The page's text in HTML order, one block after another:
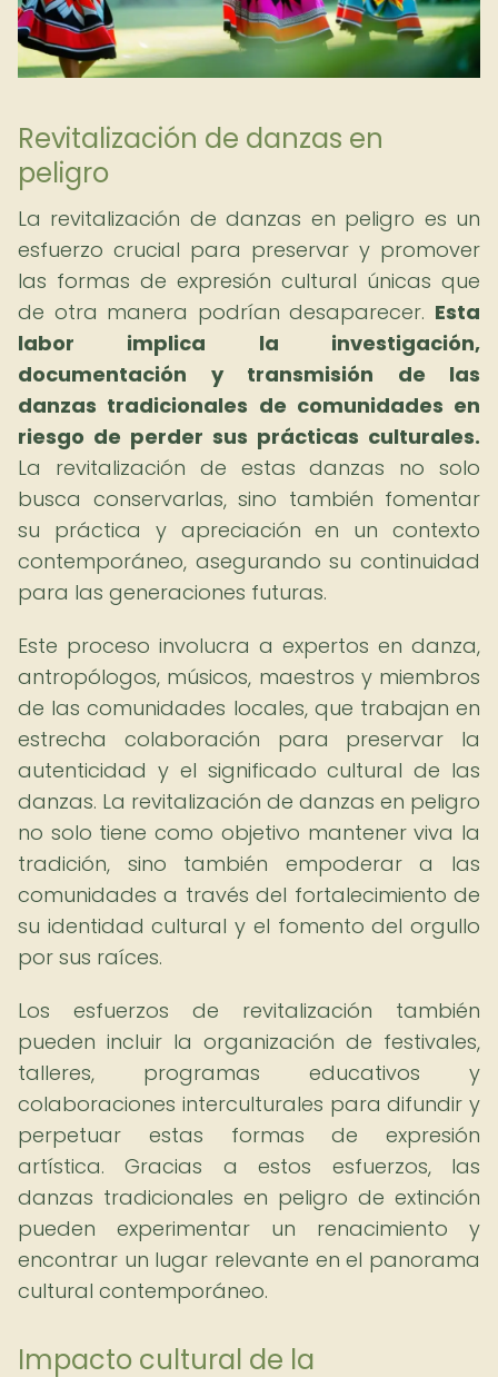
Revitalización de danzas en
peligro
La revitalización de danzas en peligro es un
esfuerzo crucial para preservar y promover
las formas de expresión cultural únicas que
de otra manera podrían desaparecer. Esta
labor implica la investigación,
documentación y transmisión de las
danzas tradicionales de comunidades en
riesgo de perder sus prácticas culturales.
La revitalización de estas danzas no solo
busca conservarlas, sino también fomentar
su práctica y apreciación en un contexto
contemporáneo, asegurando su continuidad
para las generaciones futuras.
Este proceso involucra a expertos en danza,
antropólogos, músicos, maestros y miembros
de las comunidades locales, que trabajan en
estrecha colaboración para preservar la
autenticidad y el significado cultural de las
danzas. La revitalización de danzas en peligro
no solo tiene como objetivo mantener viva la
tradición, sino también empoderar a las
comunidades a través del fortalecimiento de
su identidad cultural y el fomento del orgullo
por sus raíces.
Los esfuerzos de revitalización también
pueden incluir la organización de festivales,
talleres, programas educativos y
colaboraciones interculturales para difundir y
perpetuar estas formas de expresión
artística. Gracias a estos esfuerzos, las
danzas tradicionales en peligro de extinción
pueden experimentar un renacimiento y
encontrar un lugar relevante en el panorama
cultural contemporáneo.
Impacto cultural de la